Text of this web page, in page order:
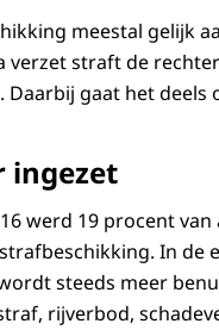
meestal gelijk
straft de
gaat het deels
ingezet
werd 19 procent
In de
steeds meer
rijverbod,